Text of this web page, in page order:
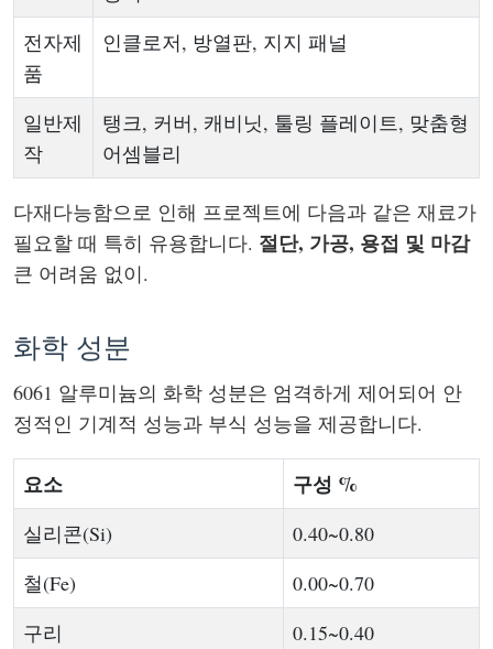
전자제
품
인클로저, 방열판, 지지 패널
일반제
작
탱크, 커버, 캐비닛, 툴링 플레이트, 맞춤형
어셈블리
다재다능함으로 인해 프로젝트에 다음과 같은 재료가
필요할 때 특히 유용합니다. 절단, 가공, 용접 및 마감
큰 어려움 없이.
화학 성분
6061 알루미늄의 화학 성분은 엄격하게 제어되어 안
정적인 기계적 성능과 부식 성능을 제공합니다.
요소 구성 %
실리콘(Si)
0.40~0.80
철(Fe)
0.00~0.70
구리
0.15~0.40